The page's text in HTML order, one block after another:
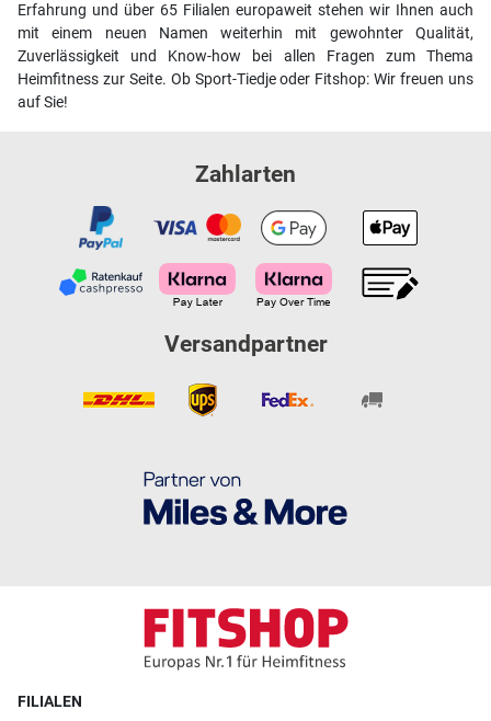
Erfahrung und über 65 Filialen europaweit stehen wir Ihnen auch
mit einem neuen Namen weiterhin mit gewohnter Qualität,
Zuverlässigkeit und Know-how bei allen Fragen zum Thema
Heimfitness zur Seite. Ob Sport-Tiedje oder Fitshop: Wir freuen uns
auf Sie!
Zahlarten
Versandpartner
FILIALEN